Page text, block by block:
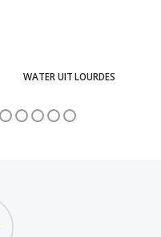
WATER UIT LOURDES